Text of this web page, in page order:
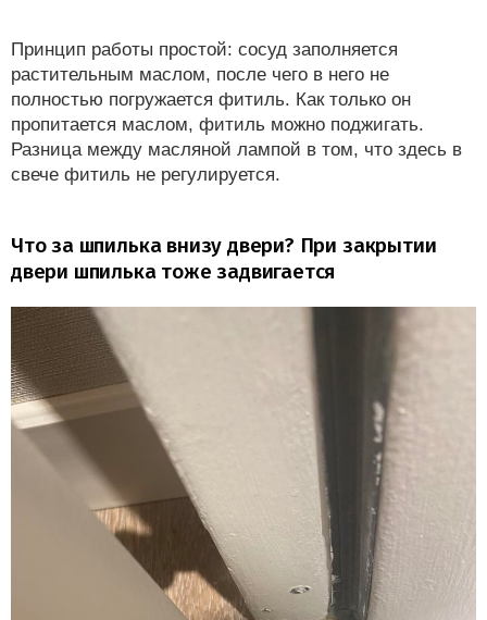
Принцип работы простой: сосуд заполняется
растительным маслом, после чего в него не
полностью погружается фитиль. Как только он
пропитается маслом, фитиль можно поджигать.
Разница между масляной лампой в том, что здесь в
свече фитиль не регулируется.
Что за шпилька внизу двери? При закрытии
двери шпилька тоже задвигается